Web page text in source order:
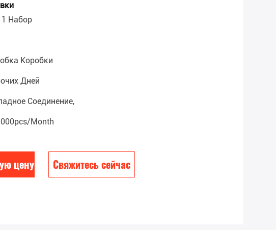
1 Набор
Коробки
Дней
Соединение,
month
цену Свяжитесь сейчас